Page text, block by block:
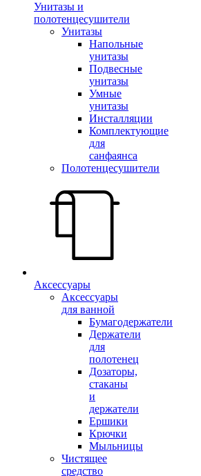
Унитазы и
полотенцесушители
Унитазы
Напольные
унитазы
Подвесные
унитазы
Умные
унитазы
Инсталляции
Комплектующие
для
санфаянса
Полотенцесушители
Аксессуары
Аксессуары
для ванной
Бумагодержатели
Держатели
для
полотенец
Дозаторы,
стаканы
и
держатели
Ершики
Крючки
Мыльницы
Чистящее
средство